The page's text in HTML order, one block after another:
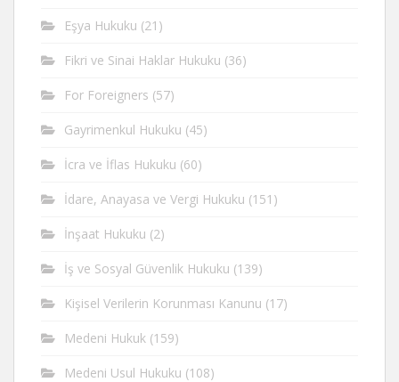
Eşya Hukuku (21)
Fikri ve Sinai Haklar Hukuku (36)
For Foreigners (57)
Gayrimenkul Hukuku (45)
İcra ve İflas Hukuku (60)
İdare, Anayasa ve Vergi Hukuku (151)
İnşaat Hukuku (2)
İş ve Sosyal Güvenlik Hukuku (139)
Kişisel Verilerin Korunması Kanunu (17)
Medeni Hukuk (159)
Medeni Usul Hukuku (108)